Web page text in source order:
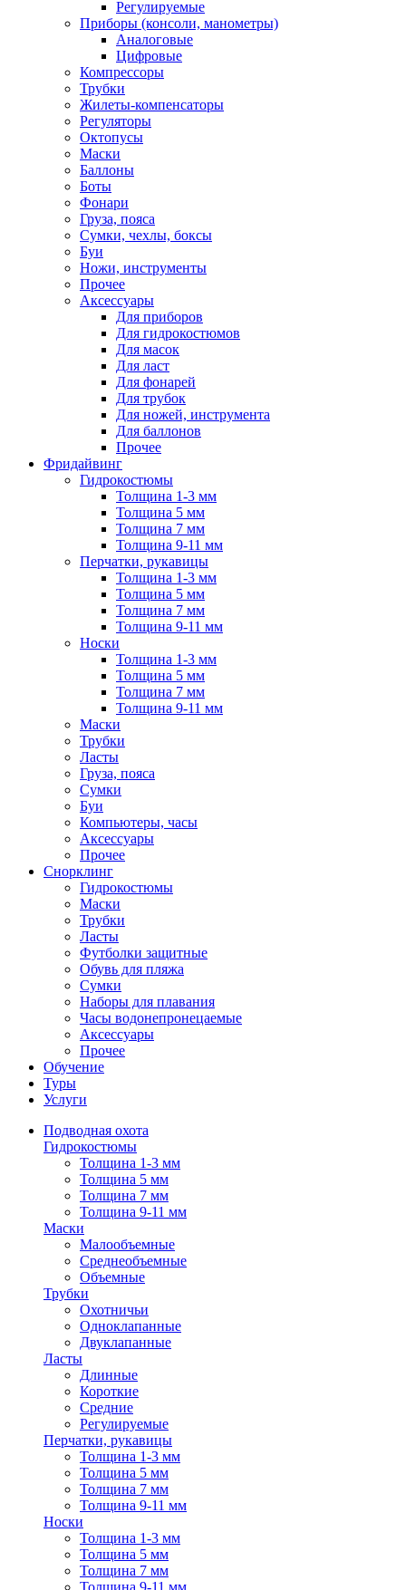
Регулируемые
Приборы (консоли, манометры)
Аналоговые
Цифровые
Компрессоры
Трубки
Жилеты-компенсаторы
Регуляторы
Октопусы
Маски
Баллоны
Боты
Фонари
Груза, пояса
Сумки, чехлы, боксы
Буи
Ножи, инструменты
Прочее
Аксессуары
Для приборов
Для гидрокостюмов
Для масок
Для ласт
Для фонарей
Для трубок
Для ножей, инструмента
Для баллонов
Прочее
Фридайвинг
Гидрокостюмы
Толщина 1-3 мм
Толщина 5 мм
Толщина 7 мм
Толщина 9-11 мм
Перчатки, рукавицы
Толщина 1-3 мм
Толщина 5 мм
Толщина 7 мм
Толщина 9-11 мм
Носки
Толщина 1-3 мм
Толщина 5 мм
Толщина 7 мм
Толщина 9-11 мм
Маски
Трубки
Ласты
Груза, пояса
Сумки
Буи
Компьютеры, часы
Аксессуары
Прочее
Снорклинг
Гидрокостюмы
Маски
Трубки
Ласты
Футболки защитные
Обувь для пляжа
Сумки
Наборы для плавания
Часы водонепронецаемые
Аксессуары
Прочее
Обучение
Туры
Услуги
Подводная охота
Гидрокостюмы
Толщина 1-3 мм
Толщина 5 мм
Толщина 7 мм
Толщина 9-11 мм
Маски
Малообъемные
Среднеобъемные
Объемные
Трубки
Охотничьи
Одноклапанные
Двуклапанные
Ласты
Длинные
Короткие
Средние
Регулируемые
Перчатки, рукавицы
Толщина 1-3 мм
Толщина 5 мм
Толщина 7 мм
Толщина 9-11 мм
Носки
Толщина 1-3 мм
Толщина 5 мм
Толщина 7 мм
Толщина 9-11 мм